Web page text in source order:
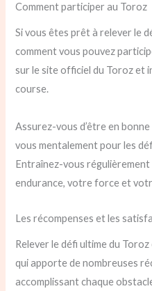
Comment participer au Toroz
Si vous êtes prêt à relever le
comment vous pouvez
sur le site officiel du Toroz et
course.
Assurez-vous d’être en
vous mentalement pour les
Entraînez-vous
endurance, votre force et
Les récompenses et les
Relever le défi ultime du
qui apporte de nombreuses
accomplissant chaque